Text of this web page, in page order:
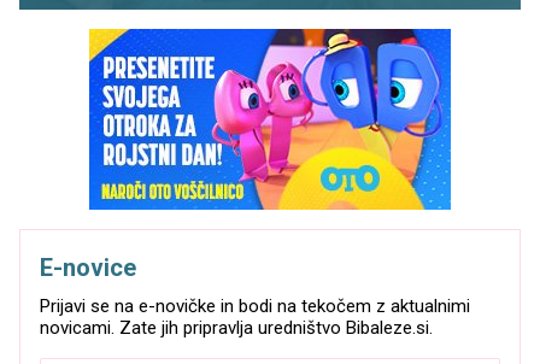
E-novice
Prijavi se na e-novičke in bodi na tekočem z aktualnimi
novicami. Zate jih pripravlja uredništvo Bibaleze.si.